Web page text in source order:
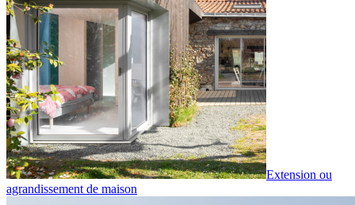
Extension ou
agrandissement de maison